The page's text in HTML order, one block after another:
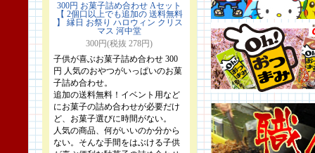
300円 お菓子詰め合わせ Aセット
【 2個口以上でも追加の 送料無料
】 縁日 お祭り ハロウィン クリス
マス 河中堂
300円(税抜 278円)
子供が喜ぶお菓子詰め合わせ 300
円 人気のおやつがいっぱいのお菓
子詰め合わせ。
追加の送料無料！イベント用など
にお菓子の詰め合わせが必要だけ
ど、お菓子選びに時間がない。
人気の商品、何がいいのか分から
ない。そんな手間をはぶける子供